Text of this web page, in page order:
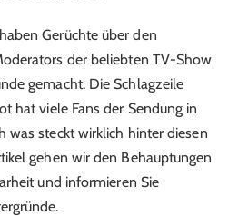
Gerüchte über den
der beliebten TV-Show
gemacht. Die Schlagzeile
hat viele Fans der Sendung in
was steckt wirklich hinter diesen
gehen wir den Behauptungen
und informieren Sie